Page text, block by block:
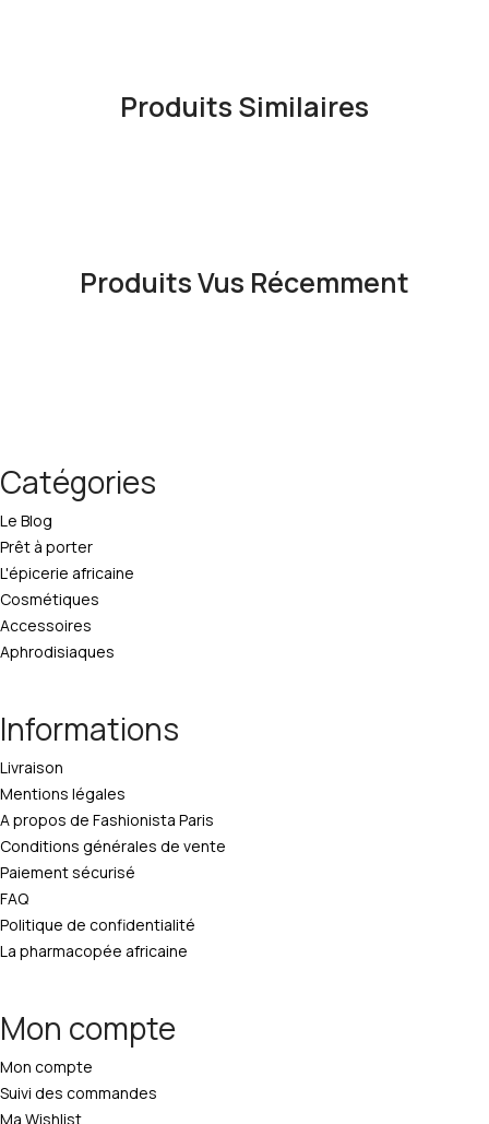
Produits Similaires
Produits Vus Récemment
Catégories
Le Blog
Prêt à porter
L'épicerie africaine
Cosmétiques
Accessoires
Aphrodisiaques
Informations
Livraison
Mentions légales
A propos de Fashionista Paris
Conditions générales de vente
Paiement sécurisé
FAQ
Politique de confidentialité
La pharmacopée africaine
Mon compte
Mon compte
Suivi des commandes
Ma Wishlist